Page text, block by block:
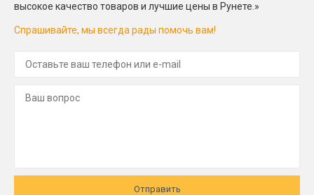
высокое качество товаров и лучшие цены в Рунете.»
Спрашивайте, мы всегда рады помочь вам!
Отправить